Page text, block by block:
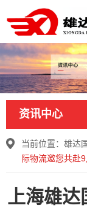
资讯中心
当前位置： 雄达
际物流邀您共赴
上海雄达